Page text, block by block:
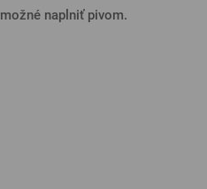
možné naplniť pivom.